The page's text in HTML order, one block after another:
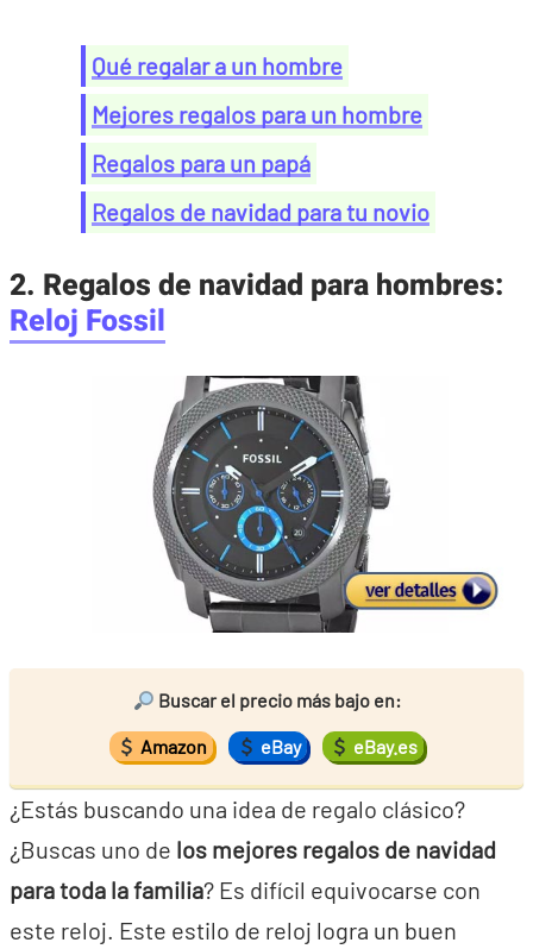
Qué regalar a un hombre
Mejores regalos para un hombre
Regalos para un papá
Regalos de navidad para tu novio
2. Regalos de navidad para hombres:
Reloj Fossil
Buscar el precio más bajo en:
Amazon eBay eBay.es
¿Estás buscando una idea de regalo clásico?
¿Buscas uno de los mejores regalos de navidad
para toda la familia? Es difícil equivocarse con
este reloj. Este estilo de reloj logra un buen